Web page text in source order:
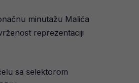
minutažu Malića
reprezentaciji
sa selektorom